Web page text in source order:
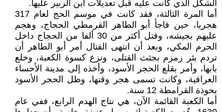
الشكل الذي كانت عليه قبل تعديلات ابن الزبير عليها.
أما المرة الثالثة، فقد كانت في موسم الحج لعام 317
هجريا، حين فاجأ أبو الطاهر القرمطي الحجاج، وهجم
عليهم بجيشه، وقتل أكثر من 30 ألفا من الحجاج داخل
الحرم المكي، وبعد أن انتهى القتال أمر أبو الطاهر أن
تردم بئر زمزم بجثث القتلى، ونزع كسوة الكعبة، وخلع
بابها، وأمر بقلع الحجر الأسود، وأخذه إلى مدينة الأحساء
العراقية، وكانت تسمى هجر وقتها، وظل الحجر الأسود
بحوذة القرامطة 12 سنة.
أما الكعبة القائمة الآن، هي نتاج الهدم الرابع، ففي عام